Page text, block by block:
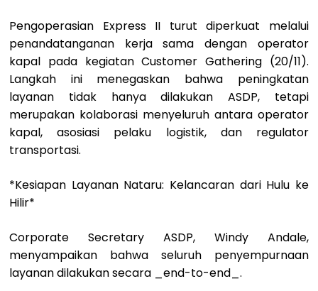
Pengoperasian Express II turut diperkuat melalui
penandatanganan kerja sama dengan operator
kapal pada kegiatan Customer Gathering (20/11).
Langkah ini menegaskan bahwa peningkatan
layanan tidak hanya dilakukan ASDP, tetapi
merupakan kolaborasi menyeluruh antara operator
kapal, asosiasi pelaku logistik, dan regulator
transportasi.
*Kesiapan Layanan Nataru: Kelancaran dari Hulu ke
Hilir*
Corporate Secretary ASDP, Windy Andale,
menyampaikan bahwa seluruh penyempurnaan
layanan dilakukan secara _end-to-end_.